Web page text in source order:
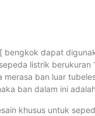
bengkok dapat
listrik
ban luar
ban dalam ini
khusus untuk